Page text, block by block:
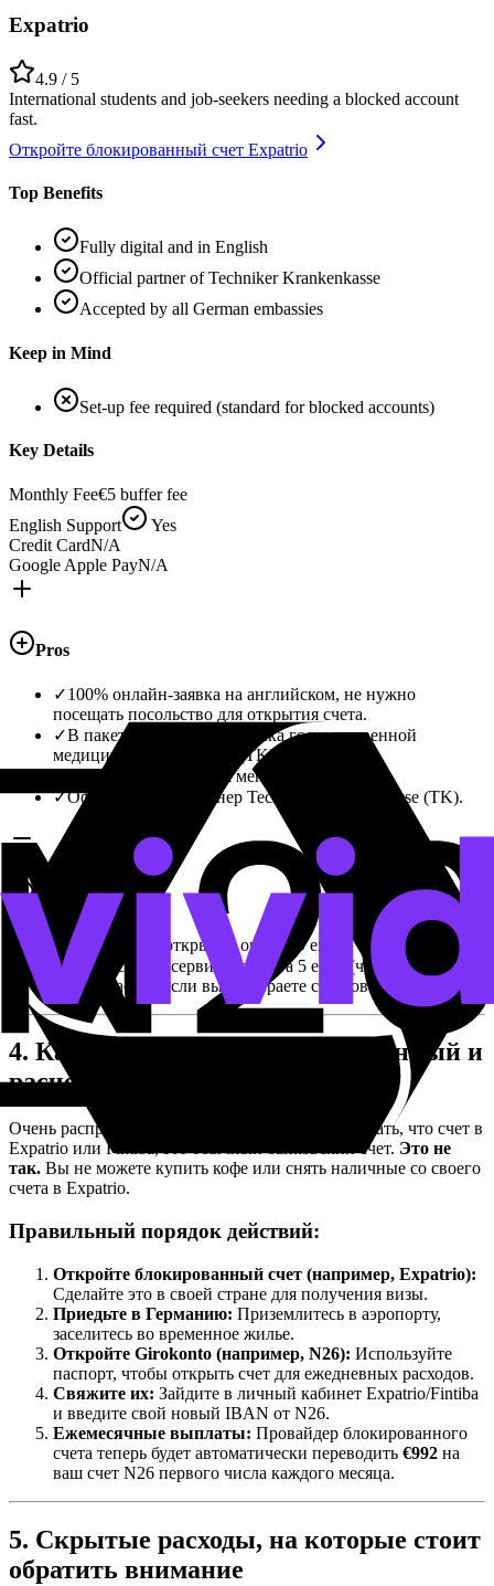
Expatrio
4.9 / 5
International students and job-seekers needing a blocked account
fast.
Откройте блокированный счет Expatrio
Top Benefits
Fully digital and in English
Official partner of Techniker Krankenkasse
Accepted by all German embassies
Keep in Mind
Set-up fee required (standard for blocked accounts)
Key Details
Monthly Fee€5 buffer fee
English Support
Yes
Credit CardN/A
Google Apple PayN/A
Pros
✓100% онлайн-заявка на английском, не нужно
посещать посольство для открытия счета.
✓В пакет включена настройка государственной
медицинской страховки (TK).
Сертификат выдается менее чем за 24 часа.
✓Официальный партнер Techniker Krankenkasse (TK).
Cons
✗Комиссия за открытие около 49 евро.
✗
Ежемесячная сервисная плата 5 евро (часто
возвращается, если вы выбираете страховой пакет).
4. Как связать счета: блокированный и
расчетный
Очень распространенная ошибка студентов, думать, что счет в
Expatrio или Fintiba, это обычный банковский счет. Это не
так. Вы не можете купить кофе или снять наличные со своего
счета в Expatrio.
Правильный порядок действий:
Откройте блокированный счет (например, Expatrio):
Сделайте это в своей стране для получения визы.
Приедьте в Германию: Приземлитесь в аэропорту,
заселитесь во временное жилье.
Откройте Girokonto (например, N26): Используйте
паспорт, чтобы открыть счет для ежедневных расходов.
Свяжите их: Зайдите в личный кабинет Expatrio/Fintiba
и введите свой новый IBAN от N26.
Ежемесячные выплаты: Провайдер блокированного
счета теперь будет автоматически переводить €992 на
ваш счет N26 первого числа каждого месяца.
5. Скрытые расходы, на которые стоит
обратить внимание